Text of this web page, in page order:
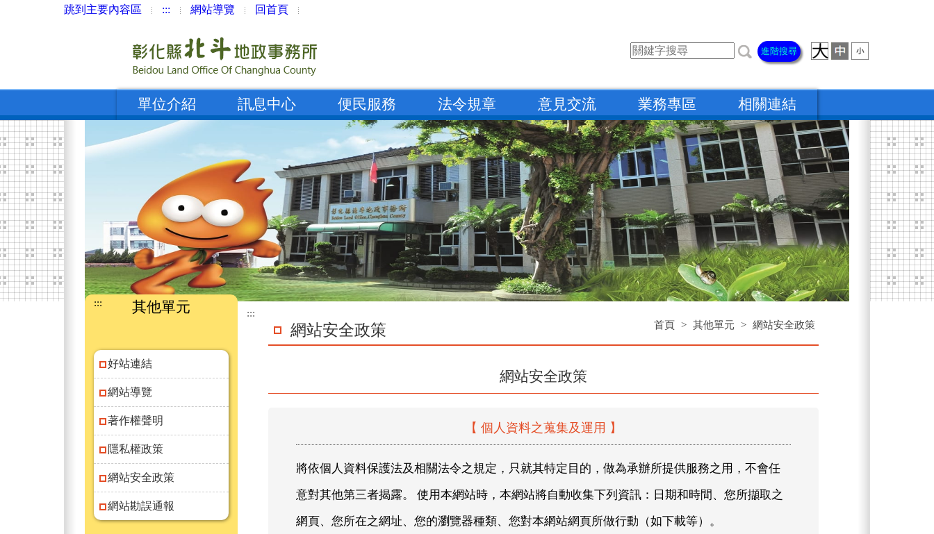
跳到主要內容區 ::: 網站導覽 回首頁
進階搜尋
單位介紹 訊息中心 便民服務 法令規章 意見交流 業務專區 相關連結
::: 其他單元
好站連結
網站導覽
著作權聲明
隱私權政策
網站安全政策
網站勘誤通報
:::
首頁 > 其他單元 > 網站安全政策
網站安全政策
網站安全政策
【 個人資料之蒐集及運用 】
將依個人資料保護法及相關法令之規定，只就其特定目的，做為承辦所提供服務之用，不會任
意對其他第三者揭露。 使用本網站時，本網站將自動收集下列資訊：日期和時間、您所擷取之
網頁、您所在之網址、您的瀏覽器種類、您對本網站網頁所做行動（如下載等）。